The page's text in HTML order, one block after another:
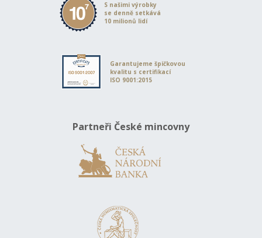
S našimi výrobky
se denně setkává
10 milionů lidí
Garantujeme špičkovou
kvalitu s certifikací
ISO 9001:2015
Partneři České mincovny